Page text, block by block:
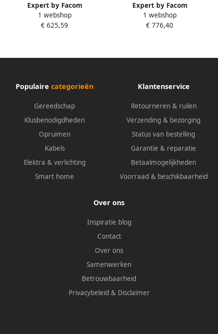
Expert by Facom
Gereedschapswagen | 7
Laden | 3 Modules E011208
1 webshop
€ 625,59
Expert by Facom
Gereedschapswagen | 7
Laden | 4 Modules E011209
1 webshop
€ 776,40
Populaire categorieën
Gereedschap
Klusbenodigdheden
Opruimen
Kabels
Elektra & verlichting
Smart home
Klantenservice
Retourneren & ruilen
Verzending & bezorging
Status van bestelling
Garantie & reparatie
Betaalmogelijkheden
Voorraad & beschikbaarheid
Over ons
Inspiratie blog
Contact
Over ons
Samenwerken
Betrouwbaarheid
Privacybeleid & Disclaimer